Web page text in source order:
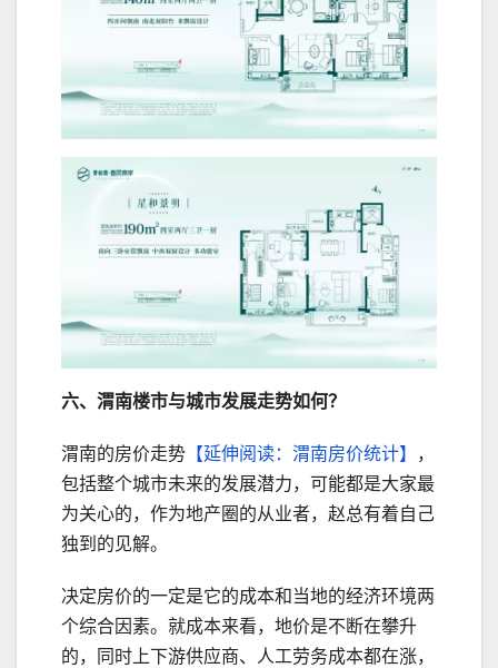
六、渭南楼市与城市发展走势如何？
渭南的房价走势 【延伸阅读：渭南房价统计】
，
包括整个城市未来的发展潜力，可能都是大家最
为关心的，作为地产圈的从业者，赵总有着自己
独到的见解。
决定房价的一定是它的成本和当地的经济环境两
个综合因素。就成本来看，地价是不断在攀升
的，同时上下游供应商、人工劳务成本都在涨，